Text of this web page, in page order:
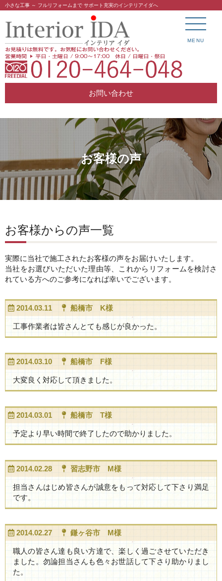
小さな工事 ～ フルリフォームまで サポート充実のインテリアイダへ
お問い合わせ
MENU
お客様の声
お客様からの声一覧
実際に当社で施工されたお客様の声をお届けいたします。
当社をお選びいただいた理由等、これからリフォームを検討さ
れている方へのご参考になれば幸いでございます。
2014.03.11 船橋市 K様
工事作業者は皆さんとても感じが良かった。
2014.03.10 船橋市 F様
大変良く対応して頂きました。
2014.03.01 船橋市 T様
予定より早い時間で終了したので助かりました。
2014.02.28 習志野市 M様
担当さんはじめ皆さんが誠意をもって対応して下さり満足
です。
2014.02.27 鎌ヶ谷市 M様
職人の皆さん達も良い方達で、楽しく過ごさせていただき
ました。勿論担当さんも色々お世話して下さり助かりまし
た。